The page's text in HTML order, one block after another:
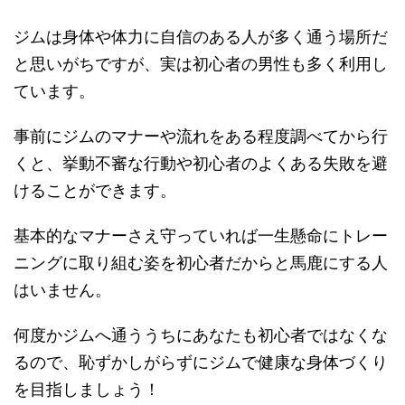
ジムは身体や体力に自信のある人が多く通う場所だ
と思いがちですが、実は初心者の男性も多く利用し
ています。
事前にジムのマナーや流れをある程度調べてから行
くと、挙動不審な行動や初心者のよくある失敗を避
けることができます。
基本的なマナーさえ守っていれば一生懸命にトレー
ニングに取り組む姿を初心者だからと馬鹿にする人
はいません。
何度かジムへ通ううちにあなたも初心者ではなくな
るので、恥ずかしがらずにジムで健康な身体づくり
を目指しましょう！